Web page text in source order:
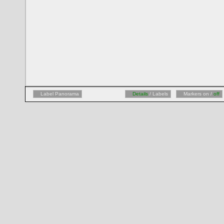
Label Panorama Details / Labels Markers on / off